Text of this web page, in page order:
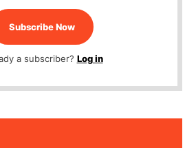
Subscribe Now
a subscriber? Log in